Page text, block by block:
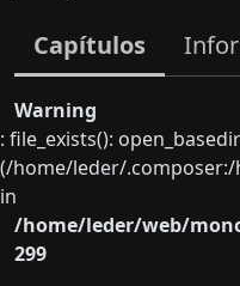
Capítulos
Warning
: file_exists():
(/home/leder/
in
/home/leder/web/
299